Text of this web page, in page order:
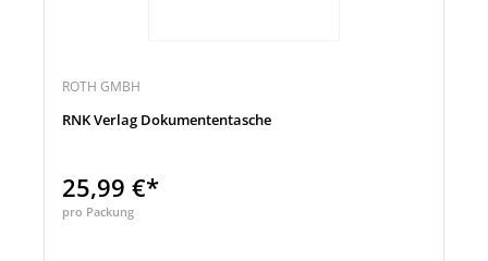
ROTH GMBH
RNK Verlag Dokumententasche
25,99 €*
pro Packung